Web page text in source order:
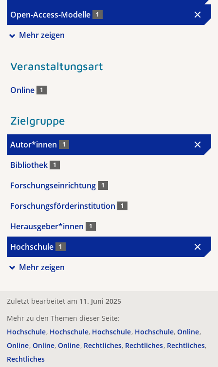
Open-Access-Modelle 1
Mehr zeigen
Veranstaltungsart
Online 1
Zielgruppe
Autor*innen 1
Bibliothek 1
Forschungseinrichtung 1
Forschungsförderinstitution 1
Herausgeber*innen 1
Hochschule 1
Mehr zeigen
Zuletzt bearbeitet am 11. Juni 2025
Mehr zu den Themen dieser Seite:
Hochschule Hochschule Hochschule Hochschule Online
Online Online Online Rechtliches Rechtliches Rechtliches
Rechtliches